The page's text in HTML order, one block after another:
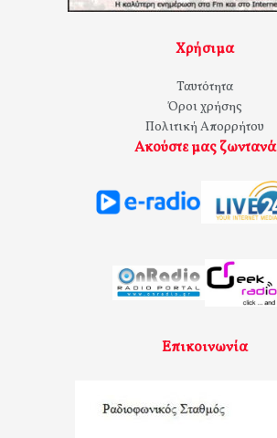
Χρήσιμα
Ταυτότητα
Όροι χρήσης
Πολιτική Απορρήτου
Ακούστε μας ζωντανά
Επικοινωνία